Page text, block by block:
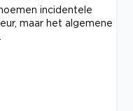
incidentele
maar het algemene